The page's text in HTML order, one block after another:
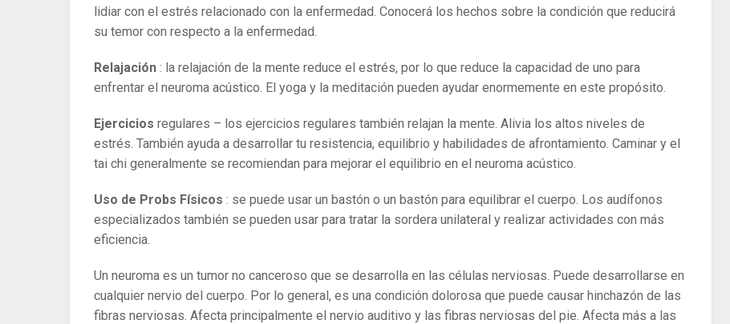
lidiar con el estrés relacionado con la enfermedad. Conocerá los hechos sobre la condición que reducirá
su temor con respecto a la enfermedad.
Relajación : la relajación de la mente reduce el estrés, por lo que reduce la capacidad de uno para
enfrentar el neuroma acústico. El yoga y la meditación pueden ayudar enormemente en este propósito.
Ejercicios regulares – los ejercicios regulares también relajan la mente. Alivia los altos niveles de
estrés. También ayuda a desarrollar tu resistencia, equilibrio y habilidades de afrontamiento. Caminar y el
tai chi generalmente se recomiendan para mejorar el equilibrio en el neuroma acústico.
Uso de Probs Físicos : se puede usar un bastón o un bastón para equilibrar el cuerpo. Los audífonos
especializados también se pueden usar para tratar la sordera unilateral y realizar actividades con más
eficiencia.
Un neuroma es un tumor no canceroso que se desarrolla en las células nerviosas. Puede desarrollarse en
cualquier nervio del cuerpo. Por lo general, es una condición dolorosa que puede causar hinchazón de las
fibras nerviosas. Afecta principalmente el nervio auditivo y las fibras nerviosas del pie. Afecta más a las